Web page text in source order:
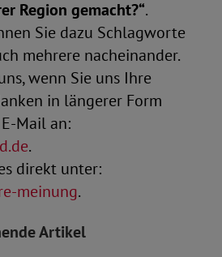
Region gemacht?“.
Sie dazu Schlagworte
mehrere nacheinander.
wenn Sie uns Ihre
in längerer Form
Mail an:
.
direkt unter:
meinung.
Artikel